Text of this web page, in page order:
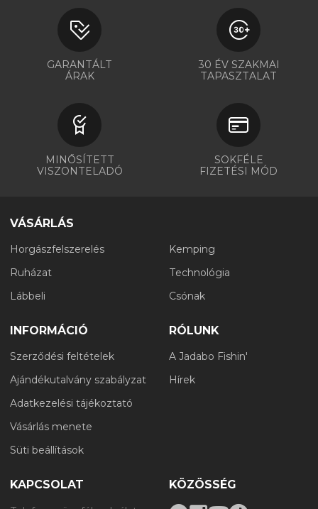
GARANTÁLT
ÁRAK
30 ÉV SZAKMAI
TAPASZTALAT
MINŐSÍTETT
VISZONTELADÓ
SOKFÉLE
FIZETÉSI MÓD
VÁSÁRLÁS
Horgászfelszerelés
Ruházat
Lábbeli
Kemping
Technológia
Csónak
INFORMÁCIÓ
Szerződési feltételek
Ajándékutalvány szabályzat
Adatkezelési tájékoztató
Vásárlás menete
Süti beállítások
RÓLUNK
A Jadabo Fishin'
Hírek
KAPCSOLAT KÖZÖSSÉG